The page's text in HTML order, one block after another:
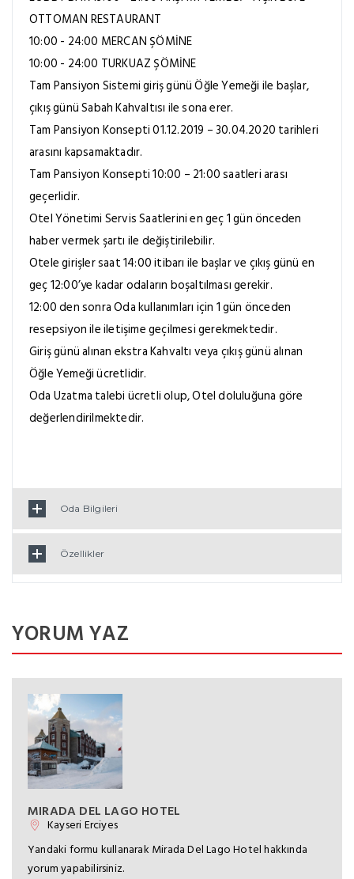
OTTOMAN RESTAURANT
10:00 - 24:00 MERCAN ŞÖMİNE
10:00 - 24:00 TURKUAZ ŞÖMİNE
Tam Pansiyon Sistemi giriş günü Öğle Yemeği ile başlar,
çıkış günü Sabah Kahvaltısı ile sona erer.
Tam Pansiyon Konsepti 01.12.2019 – 30.04.2020 tarihleri
arasını kapsamaktadır.
Tam Pansiyon Konsepti 10:00 – 21:00 saatleri arası
geçerlidir.
Otel Yönetimi Servis Saatlerini en geç 1 gün önceden
haber vermek şartı ile değiştirilebilir.
Otele girişler saat 14:00 itibarı ile başlar ve çıkış günü en
geç 12:00’ye kadar odaların boşaltılması gerekir.
12:00 den sonra Oda kullanımları için 1 gün önceden
resepsiyon ile iletişime geçilmesi gerekmektedir.
Giriş günü alınan ekstra Kahvaltı veya çıkış günü alınan
Öğle Yemeği ücretlidir.
Oda Uzatma talebi ücretli olup, Otel doluluğuna göre
değerlendirilmektedir.
Oda Bilgileri
Özellikler
YORUM YAZ
MIRADA DEL LAGO HOTEL
Kayseri Erciyes
Yandaki formu kullanarak Mirada Del Lago Hotel hakkında
yorum yapabilirsiniz.